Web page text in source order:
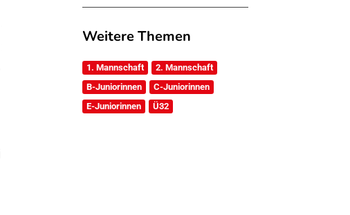
Weitere Themen
1. Mannschaft
2. Mannschaft
B-Juniorinnen
C-Juniorinnen
E-Juniorinnen
Ü32